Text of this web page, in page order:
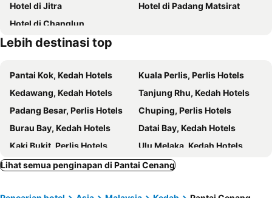
Wang Valley Resort
Villa Paddy
Paretto Seaview Hotel
Lot 33 Boutique Hotel
Casa Fina Fine Homes
Found Mansion Langkawi
Amzar Motel
Langkawi Seaview Hotel
Nu Melati Hotel
Belukar Lodges
Ramada by Wyndham Langkawi Marina
The Smith House
Langkawi Boutique Resort
Tanjung Malie Beach Motel
Shell Out Cenang Beach Resort
The Atlantic Langkawi
Hotel di Jitra
Hotel di Padang Matsirat
Hotel di Changlun
Lebih destinasi top
Pantai Kok, Kedah Hotels
Kuala Perlis, Perlis Hotels
Kedawang, Kedah Hotels
Tanjung Rhu, Kedah Hotels
Padang Besar, Perlis Hotels
Chuping, Perlis Hotels
Burau Bay, Kedah Hotels
Datai Bay, Kedah Hotels
Kaki Bukit, Perlis Hotels
Ulu Melaka, Kedah Hotels
Kuala Nerang, Kedah Hotels
Simpang Ampat, Perlis Hotels
Lihat semua penginapan di Pantai Cenang